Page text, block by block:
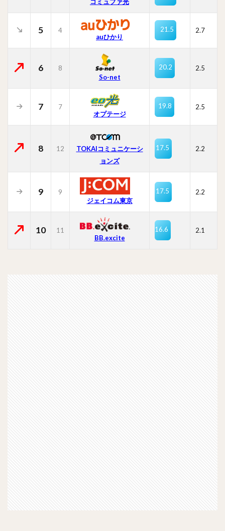
5
4
auひかり
21.5 2.7
6
8
So-net
20.2 2.5
7
7
オプテージ
19.8 2.5
8 12
TOKAIコミュニケーシ
ョンズ
17.5 2.2
9
9
ジェイコム東京
17.5 2.2
10
11
BB.excite
16.6 2.1